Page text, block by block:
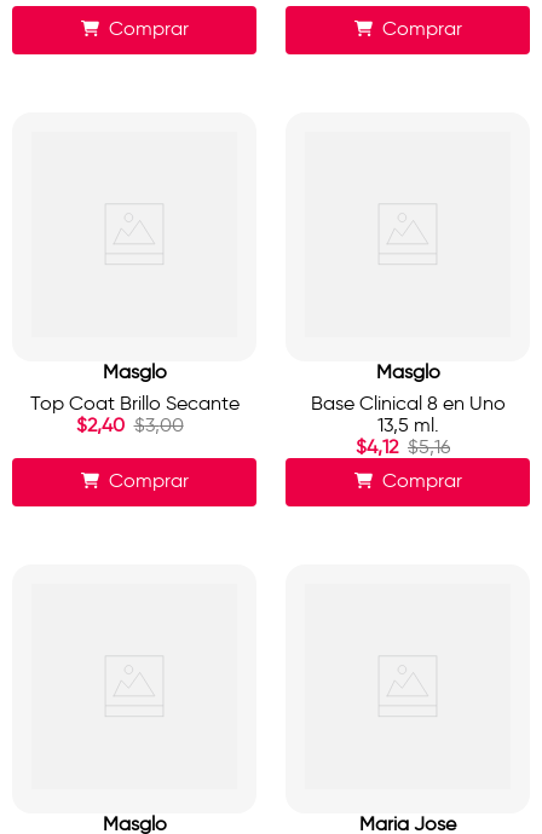
Comprar Comprar
Masglo
Top Coat Brillo Secante
$2,40 $3,00
Comprar
Masglo
Base Clinical 8 en Uno
13,5 ml.
$4,12 $5,16
Comprar
Masglo Maria Jose